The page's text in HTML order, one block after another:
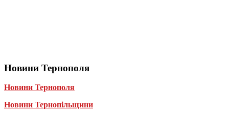
Новини Тернополя
Новини Тернополя
Новини Тернопільщини